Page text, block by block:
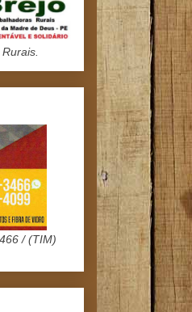
/ (TIM)